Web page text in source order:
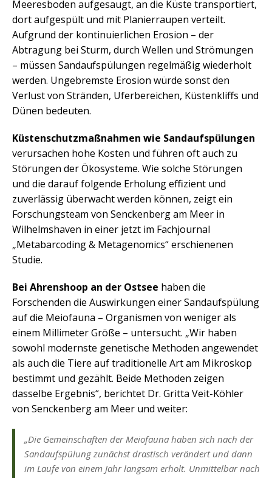
Meeresboden aufgesaugt, an die Küste transportiert,
dort aufgespült und mit Planierraupen verteilt.
Aufgrund der kontinuierlichen Erosion – der
Abtragung bei Sturm, durch Wellen und Strömungen
– müssen Sandaufspülungen regelmäßig wiederholt
werden. Ungebremste Erosion würde sonst den
Verlust von Stränden, Uferbereichen, Küstenkliffs und
Dünen bedeuten.
Küstenschutzmaßnahmen wie Sandaufspülungen
verursachen hohe Kosten und führen oft auch zu
Störungen der Ökosysteme. Wie solche Störungen
und die darauf folgende Erholung effizient und
zuverlässig überwacht werden können, zeigt ein
Forschungsteam von Senckenberg am Meer in
Wilhelmshaven in einer jetzt im Fachjournal
„Metabarcoding & Metagenomics“ erschienenen
Studie.
Bei Ahrenshoop an der Ostsee haben die
Forschenden die Auswirkungen einer Sandaufspülung
auf die Meiofauna – Organismen von weniger als
einem Millimeter Größe – untersucht. „Wir haben
sowohl modernste genetische Methoden angewendet
als auch die Tiere auf traditionelle Art am Mikroskop
bestimmt und gezählt. Beide Methoden zeigen
dasselbe Ergebnis“, berichtet Dr. Gritta Veit-Köhler
von Senckenberg am Meer und weiter:
„Die Gemeinschaften der Meiofauna haben sich nach der
Sandaufspülung zunächst drastisch verändert und dann
im Laufe von einem Jahr langsam erholt. Unmittelbar nach